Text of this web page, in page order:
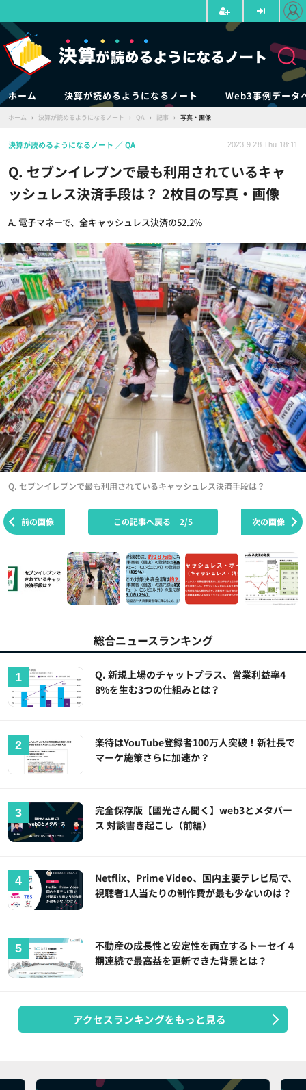
ホーム 決算が読めるようになるノート Web3事例データ
ホーム › 決算が読めるようになるノート › QA › 記事 › 写真・画像
Q. セブンイレブンで最も利用されているキャ
ッシュレス決済手段は？ 2枚目の写真・画像
A. 電子マネーで、全キャッシュレス決済の52.2%
決算が読めるようになるノート QA 2023.9.28 Thu 18:11
Q. セブンイレブンで最も利用されているキャッシュレス決済手段は？
前の画像 次の画像
この記事へ戻る 2/5
総合ニュースランキング
Q. 新規上場のチャットプラス、営業利益率4
8%を生む3つの仕組みとは？
楽待はYouTube登録者100万人突破！新社長で
マーケ施策さらに加速か？
完全保存版【國光さん聞く】web3とメタバー
ス 対談書き起こし（前編）
Netflix、Prime Video、国内主要テレビ局で、
視聴者1人当たりの制作費が最も少ないのは？
不動産の成長性と安定性を両立するトーセイ 4
期連続で最高益を更新できた背景とは？
アクセスランキングをもっと見る